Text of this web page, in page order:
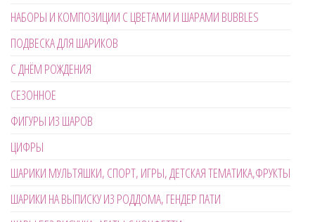
НАБОРЫ И КОМПОЗИЦИИ С ЦВЕТАМИ И ШАРАМИ BUBBLES
ПОДВЕСКА ДЛЯ ШАРИКОВ
С ДНЁМ РОЖДЕНИЯ
СЕЗОННОЕ
ФИГУРЫ ИЗ ШАРОВ
ЦИФРЫ
ШАРИКИ МУЛЬТЯШКИ, СПОРТ, ИГРЫ, ДЕТСКАЯ ТЕМАТИКА,ФРУКТЫ
ШАРИКИ НА ВЫПИСКУ ИЗ РОДДОМА, ГЕНДЕР ПАТИ